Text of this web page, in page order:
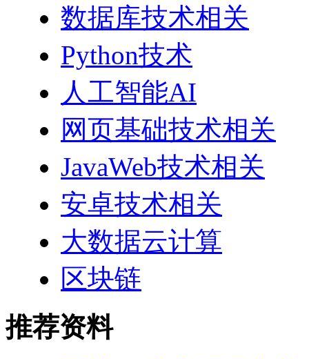
数据库技术相关
Python技术
人工智能AI
网页基础技术相关
JavaWeb技术相关
安卓技术相关
大数据云计算
区块链
推荐资料